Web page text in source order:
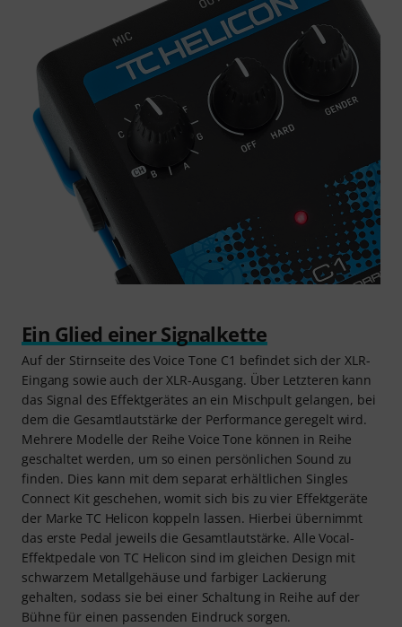
Ein Glied einer Signalkette
Auf der Stirnseite des Voice Tone C1 befindet sich der XLR-
Eingang sowie auch der XLR-Ausgang. Über Letzteren kann
das Signal des Effektgerätes an ein Mischpult gelangen, bei
dem die Gesamtlautstärke der Performance geregelt wird.
Mehrere Modelle der Reihe Voice Tone können in Reihe
geschaltet werden, um so einen persönlichen Sound zu
finden. Dies kann mit dem separat erhältlichen Singles
Connect Kit geschehen, womit sich bis zu vier Effektgeräte
der Marke TC Helicon koppeln lassen. Hierbei übernimmt
das erste Pedal jeweils die Gesamtlautstärke. Alle Vocal-
Effektpedale von TC Helicon sind im gleichen Design mit
schwarzem Metallgehäuse und farbiger Lackierung
gehalten, sodass sie bei einer Schaltung in Reihe auf der
Bühne für einen passenden Eindruck sorgen.